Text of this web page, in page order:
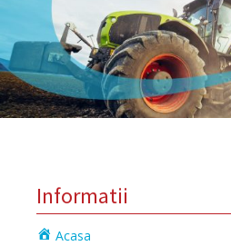
Informatii
Acasa